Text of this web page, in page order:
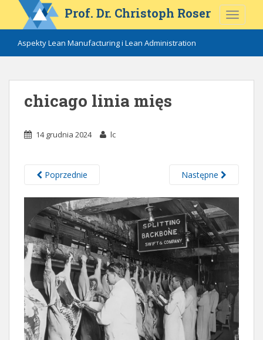
i
t
Prof. Dr. Christoph Roser
Aspekty Lean Manufacturing i Lean Administration
chicago linia mięs
14 grudnia 2024 lc
Poprzednie Następne